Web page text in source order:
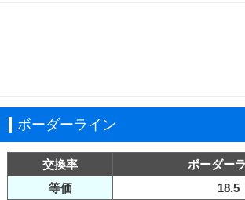
ボーダーライン
交換率
ボーダー
等価
18.5